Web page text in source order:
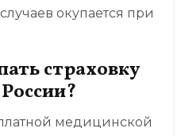
окупается при
страховку
медицинской